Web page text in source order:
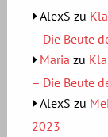
AlexS zu
– Die Beute
Maria zu
– Die Beute
AlexS zu
2023